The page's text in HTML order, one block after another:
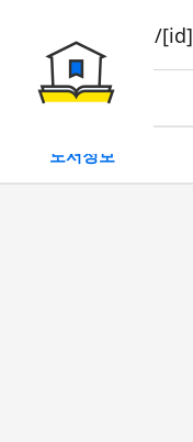
book/rent/[id]
대여
도서정보